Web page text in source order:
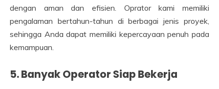
dengan aman dan efisien. Oprator kami memiliki
pengalaman bertahun-tahun di berbagai jenis proyek,
sehingga Anda dapat memiliki kepercayaan penuh pada
kemampuan.
5. Banyak Operator Siap Bekerja